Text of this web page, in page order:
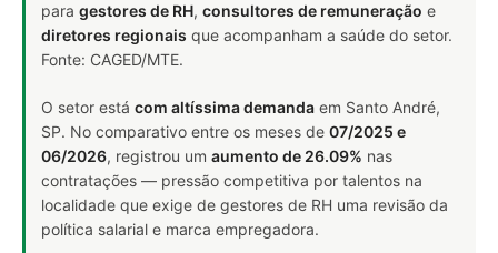
para gestores de RH, consultores de remuneração e
diretores regionais que acompanham a saúde do setor.
Fonte: CAGED/MTE.
O setor está com altíssima demanda em Santo André,
SP. No comparativo entre os meses de 07/2025 e
06/2026, registrou um aumento de 26.09% nas
contratações — pressão competitiva por talentos na
localidade que exige de gestores de RH uma revisão da
política salarial e marca empregadora.